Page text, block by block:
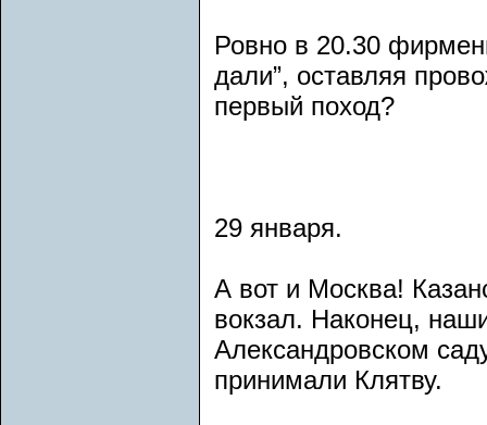
Ровно в 20.30
дали”, оставляя
первый поход?
29 января.
А вот и Москва!
вокзал. Наконец,
Александровском
принимали Клятву.